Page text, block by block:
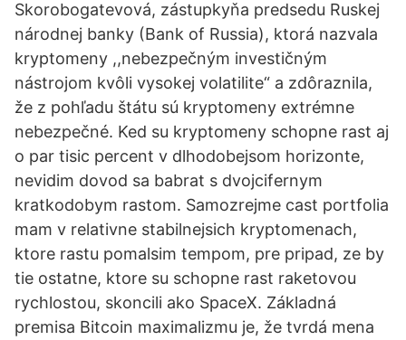
Skorobogatevová, zástupkyňa predsedu Ruskej
národnej banky (Bank of Russia), ktorá nazvala
kryptomeny ,,nebezpečným investičným
nástrojom kvôli vysokej volatilite“ a zdôraznila,
že z pohľadu štátu sú kryptomeny extrémne
nebezpečné. Ked su kryptomeny schopne rast aj
o par tisic percent v dlhodobejsom horizonte,
nevidim dovod sa babrat s dvojcifernym
kratkodobym rastom. Samozrejme cast portfolia
mam v relativne stabilnejsich kryptomenach,
ktore rastu pomalsim tempom, pre pripad, ze by
tie ostatne, ktore su schopne rast raketovou
rychlostou, skoncili ako SpaceX. Základná
premisa Bitcoin maximalizmu je, že tvrdá mena